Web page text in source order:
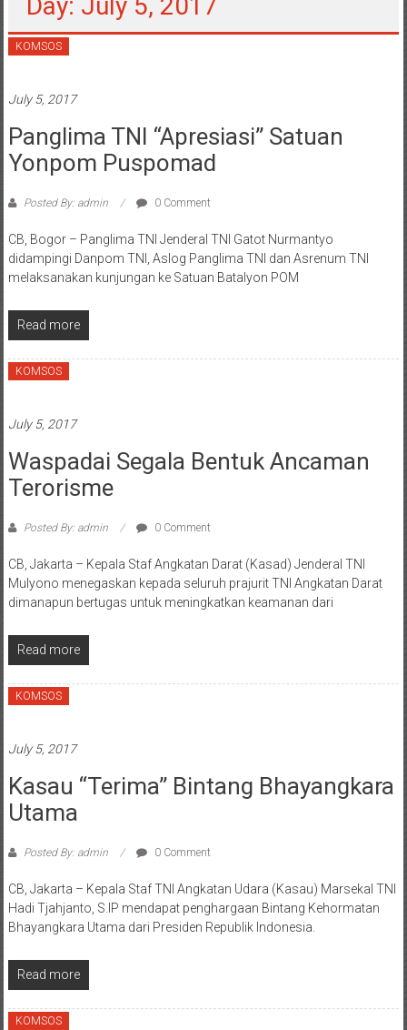
Day: July 5, 2017
KOMSOS
July 5, 2017
Panglima TNI “Apresiasi” Satuan
Yonpom Puspomad
Posted By: admin 0 Comment
CB, Bogor – Panglima TNI Jenderal TNI Gatot Nurmantyo
didampingi Danpom TNI, Aslog Panglima TNI dan Asrenum TNI
melaksanakan kunjungan ke Satuan Batalyon POM
Read more
KOMSOS
July 5, 2017
Waspadai Segala Bentuk Ancaman
Terorisme
Posted By: admin 0 Comment
CB, Jakarta – Kepala Staf Angkatan Darat (Kasad) Jenderal TNI
Mulyono menegaskan kepada seluruh prajurit TNI Angkatan Darat
dimanapun bertugas untuk meningkatkan keamanan dari
Read more
KOMSOS
July 5, 2017
Kasau “Terima” Bintang Bhayangkara
Utama
Posted By: admin 0 Comment
CB, Jakarta – Kepala Staf TNI Angkatan Udara (Kasau) Marsekal TNI
Hadi Tjahjanto, S.IP mendapat penghargaan Bintang Kehormatan
Bhayangkara Utama dari Presiden Republik Indonesia.
Read more
KOMSOS